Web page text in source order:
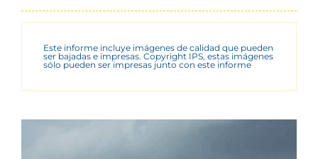
Este informe incluye imágenes de calidad que pueden
ser bajadas e impresas. Copyright IPS, estas imágenes
sólo pueden ser impresas junto con este informe